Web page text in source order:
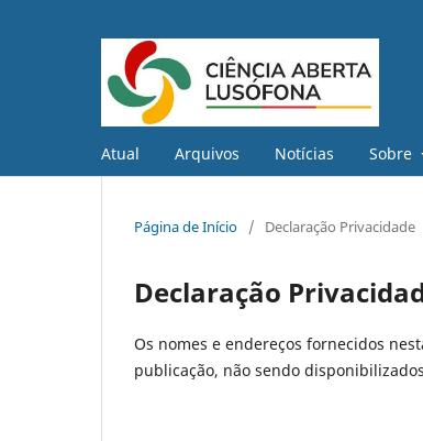
Atual Arquivos Notícias Sobre
Página de Início / Declaração Privacidade
Declaração
Os nomes e endereços fornecidos
publicação, não sendo